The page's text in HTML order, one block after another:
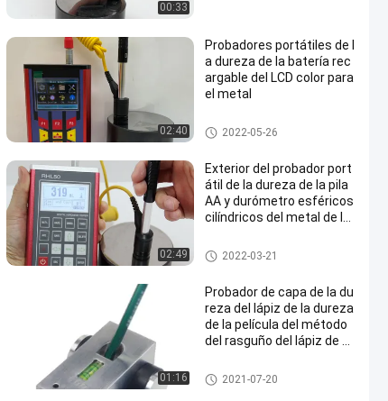
00:33
02:40
Probadores portátiles de l
a dureza de la batería rec
argable del LCD color para
el metal
Durómetro portátil
2022-05-26
02:49
Exterior del probador port
átil de la dureza de la pila
AA y durómetro esféricos
cilíndricos del metal de la
Durómetro portátil
2022-03-21
01:16
Probador de capa de la du
reza del lápiz de la dureza
de la película del método
del rasguño del lápiz de A
Durómetro portátil
2021-07-20